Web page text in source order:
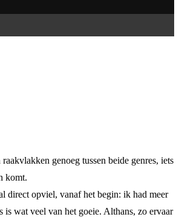
genoeg tussen beide genres, iets
komt.
direct opviel, vanaf het begin: ik had meer
is wat veel van het goeie. Althans, zo ervaar